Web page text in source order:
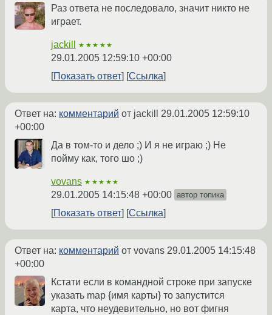
Раз ответа не последовало, значит никто не
играет.
jackill ★★★★★
29.01.2005 12:59:10 +00:00
Показать ответ
Ссылка
Ответ на: комментарий от jackill 29.01.2005 12:59:10
+00:00
Да в том-то и дело ;) И я не играю ;) Не
пойму как, того шо ;)
vovans ★★★★★
29.01.2005 14:15:48 +00:00 автор топика
Показать ответ Ссылка
Ответ на: комментарий от vovans 29.01.2005 14:15:48
+00:00
Кстати если в командной строке при запуске
указать map {имя карты} то запустится
карта, что неудевительно, но вот фигня